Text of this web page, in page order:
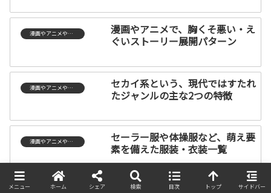
漫画やアニメやゲーム
漫画やアニメで、胸くそ悪い・え
ぐいストーリー展開パターン
漫画やアニメやゲーム
セカイ系という、現代ではすたれ
たジャンルの主な2つの特徴
漫画やアニメやゲーム
セーラー服や体操服など、萌え要
素を備えた服装・衣装一覧
メニュー ホーム シェア 検索 目次 トップ サイドバー